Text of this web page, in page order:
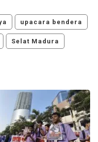
upacara bendera
Selat Madura